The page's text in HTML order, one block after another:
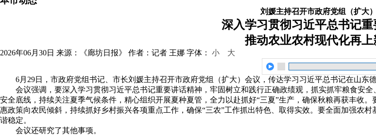
刘媛主持召开市政府党组（扩大
深入学习贯彻习近平总书记
推动农业农村现代化再上
2026年06月30日 来源：《廊坊日报》 作者：记者 王娜 字体： 小 大
6月29日，市政府党组书记、市长刘媛主持召开市政府党组（扩大）会议，传达学习习近平总书记在山东
会议强调，要深入学习贯彻习近平总书记重要讲话精神，牢固树立和践行正确政绩观，抓实抓牢粮食安
安全底线，持续关注夏季气候条件，精心组织开展夏种夏管，全力以赴抓好“三夏”生产，确保秋粮再获丰收。
惠政策向农民倾斜，持续抓好乡村振兴各项重点工作，确保“三农”工作抓出特色、取得实效。要全面加强农村
谐稳定。
会议还研究了其他事项。